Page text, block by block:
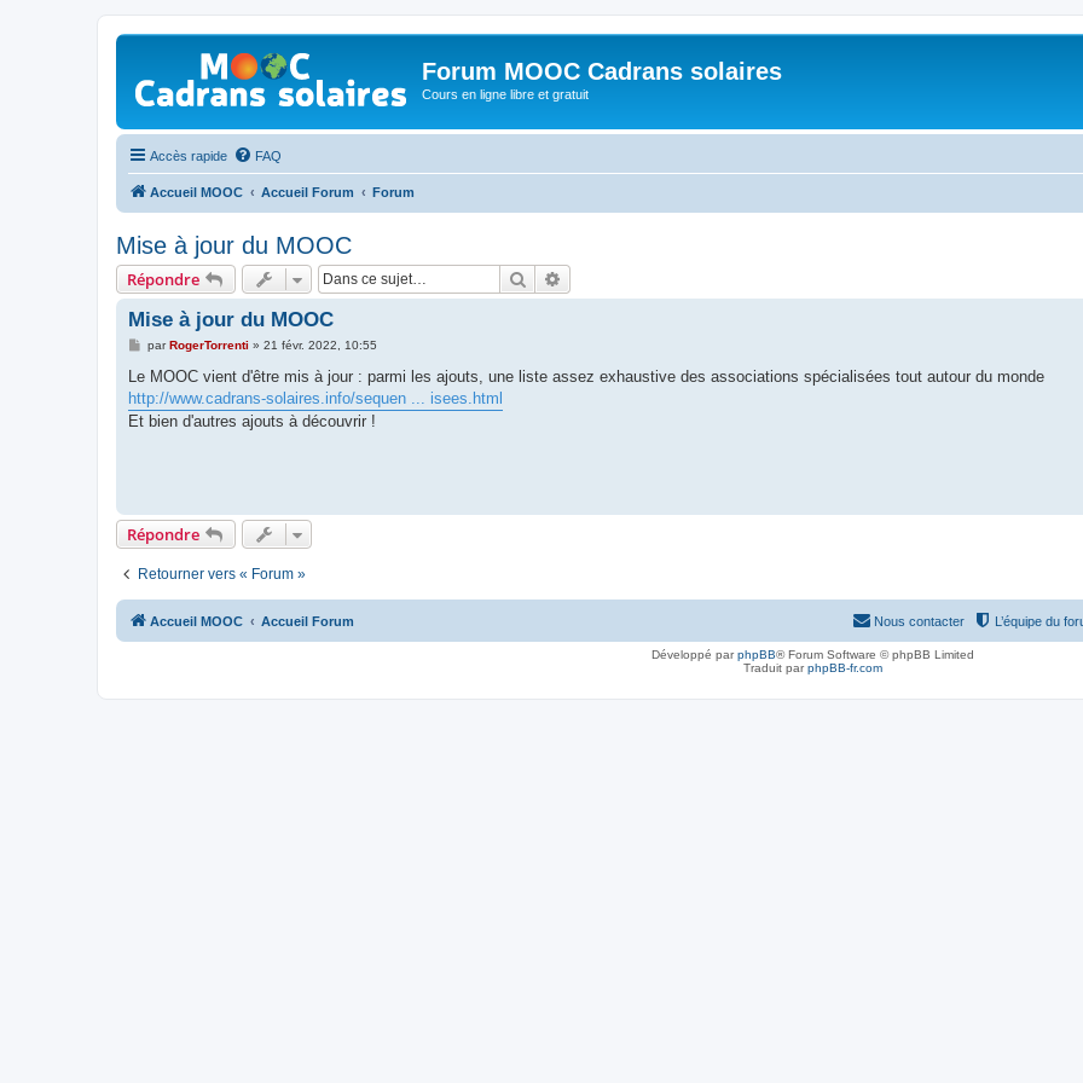
Forum MOOC Cadrans solaires
Cours en ligne libre et gratuit
Accès rapide FAQ
Accueil MOOC Accueil Forum Forum
Mise à jour du MOOC
Répondre Rechercher
Mise à jour du MOOC
M
s
a
g
e
parRogerTorrenti » 21 févr. 2022, 10:55
Le MOOC vient d'être mis à jour : parmi les ajouts, une liste assez exhaustive des associations spécialisées tout autour du monde
http://www.cadrans-solaires.info/sequen ... isees.html
Et bien d'autres ajouts à découvrir !
Répondre
Retourner vers « Forum »
Accueil MOOC Accueil Forum L’équipe du
Nous contacter
Développé parphpBB® Forum Software © phpBB Limited
Traduit parphpBB-fr.com